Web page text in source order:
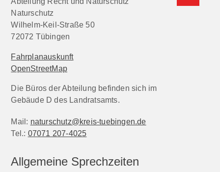
Naturschutz
Wilhelm-Keil-Straße 50
72072 Tübingen
Fahrplanauskunft
OpenStreetMap
Die Büros der Abteilung befinden sich im
Gebäude D des Landratsamts.
Mail: naturschutz@kreis-tuebingen.de
Tel.: 07071 207-4025
Allgemeine Sprechzeiten